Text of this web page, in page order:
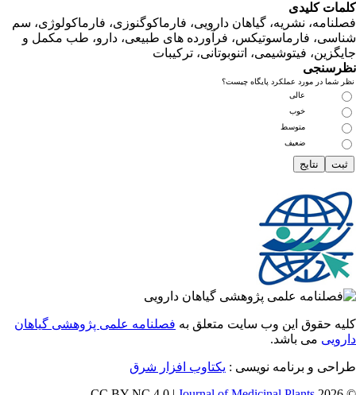
کلیدی
نشریه، گیاهان دارویی، فارماکوگنوزی، فارماکولوژی، سم
فارماسوتیکس، فرآورده های طبیعی، دارو، طب مکمل و
فیتوشیمی، اتنوبوتانی، ترکیبات
در مورد عملکرد پایگاه چیست؟
متوسط
ضعیف
حقوق این وب سایت متعلق بهفصلنامه علمی پژوهشی گیاهان
می باشد.
و برنامه نویسی :یکتاوب افزار شرق